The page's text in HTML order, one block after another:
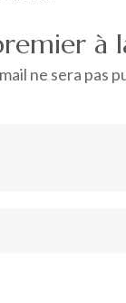
à
ne sera pas